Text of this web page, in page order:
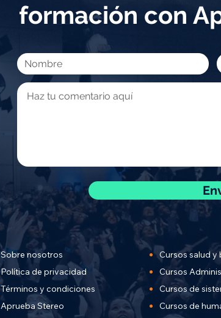
formación con
Sobre nosotros
Política de privacidad
Términos y condiciones
Aprueba Stereo
Cursos salud y
Cursos
Cursos de
Cursos de